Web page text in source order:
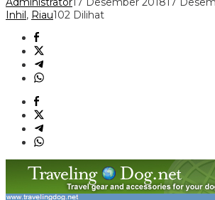
Inhil, Riau102 Dilihat